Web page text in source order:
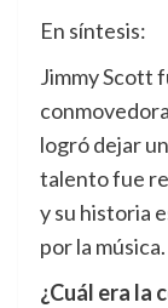
En síntesis:
Jimmy Scott
logró dejar
talento fue
y su historia
por la música.
¿Cuál era la